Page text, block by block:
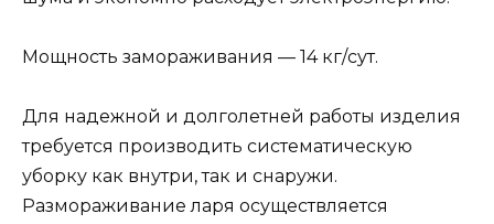
Мощность замораживания — 14 кг/сут.
Для надежной и долголетней работы изделия
требуется производить систематическую
уборку как внутри, так и снаружи.
Размораживание ларя осуществляется